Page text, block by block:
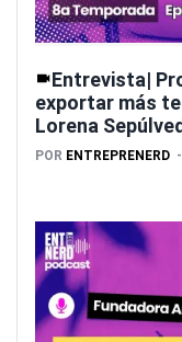
Entrevista|
exportar más
Lorena
POR ENTREPRENERD